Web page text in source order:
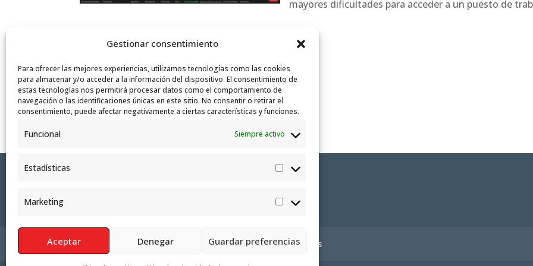
Gestionar consentimiento
Para ofrecer las mejores experiencias, utilizamos tecnologías como las cookies
para almacenar y/o acceder a la información del dispositivo. El consentimiento de
estas tecnologías nos permitirá procesar datos como el comportamiento de
navegación o las identificaciones únicas en este sitio. No consentir o retirar el
consentimiento, puede afectar negativamente a ciertas características y funciones.
Funcional Siempre activo
Estadísticas
Estadísticas
Marketing
Marketing
Aceptar Denegar Guardar preferencias
mayores dificultades para acceder a un puesto de
#mira#emociónate #cuida#transforma
Política de Privacidad Aviso Legal Política de cookies